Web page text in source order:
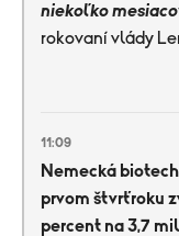
niekoľko
rokovaní vlády
11:09
Nemecká
prvom štvrťroku
percent na 3,7